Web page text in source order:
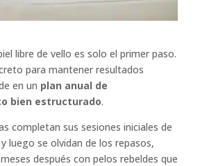
libre de vello es solo el primer paso.
para mantener resultados
en un plan anual de
bien estructurado.
completan sus sesiones iniciales de
luego se olvidan de los repasos,
después con pelos rebeldes que